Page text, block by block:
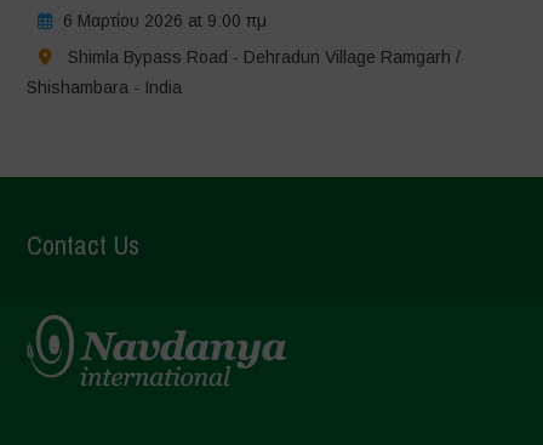
6 Μαρτίου 2026 at 9:00 πμ
Shimla Bypass Road - Dehradun Village Ramgarh /
Shishambara - India
Contact Us